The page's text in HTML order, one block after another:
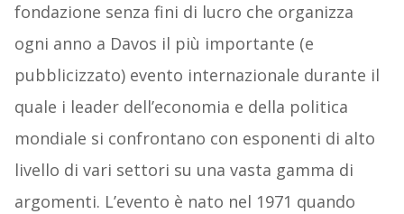
fondazione senza fini di lucro che organizza
ogni anno a Davos il più importante (e
pubblicizzato) evento internazionale durante il
quale i leader dell’economia e della politica
mondiale si confrontano con esponenti di alto
livello di vari settori su una vasta gamma di
argomenti. L’evento è nato nel 1971 quando